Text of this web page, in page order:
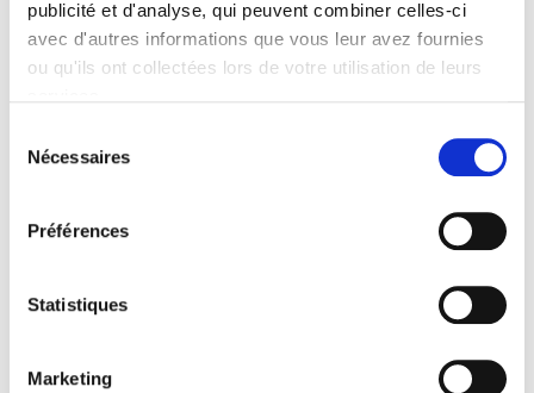
publicité et d'analyse, qui peuvent combiner celles-ci
avec d'autres informations que vous leur avez fournies
ou qu'ils ont collectées lors de votre utilisation de leurs
Nécessaires
Préférences
Statistiques
Marketing